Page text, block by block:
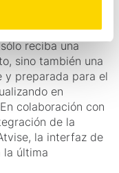
reciba una
sino también una
y preparada para el
en
colaboración con
de la
la interfaz de
la última